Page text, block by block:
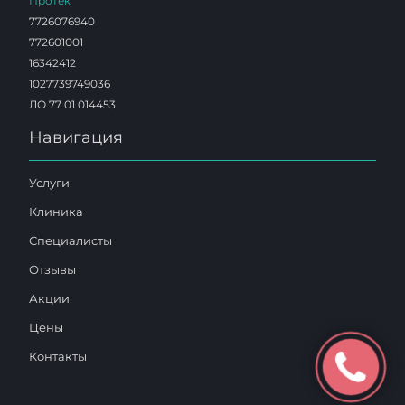
7726076940
772601001
16342412
1027739749036
ЛО 77 01 014453
Навигация
Услуги
Клиника
Специалисты
Отзывы
Акции
Цены
Контакты